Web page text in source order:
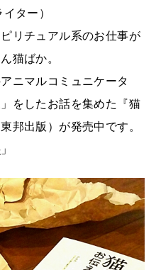
ター）
リチュアル系のお仕事が
猫ばか。
ニマルコミュニケータ
をしたお話を集めた『猫
邦出版）が発売中です。
」